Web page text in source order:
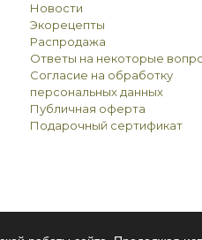
Новости
Экорецепты
Распродажа
Ответы на некоторые
Согласие на обработку
персональных данных
Публичная оферта
Подарочный сертификат